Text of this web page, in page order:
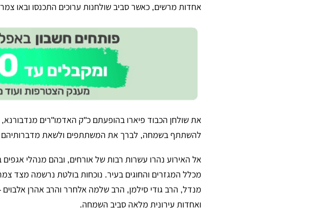
אחדות מרשים, כאשר סביב שולחנות ערוכים התכנסו ובאו
​את שולחן הכבוד פיארו בהופעתם כ"ק האדמו"רים מנדבורנא,
להשתתף בשמחה, לברך את המשתתפים ולשאת מדברותיהם
​אל האירוע נהרו עשרות רבות של אורחים, ובהם מנהלי אגפים
מכלל המגזרים והחוגים בעיר. נוכחות בולטת נרשמה מצד
מנדל, הרב גודי סילמן, הרב שלמה אלחרר והרב אהרן
ואחדות עירונית מלאה סביב השמחה.